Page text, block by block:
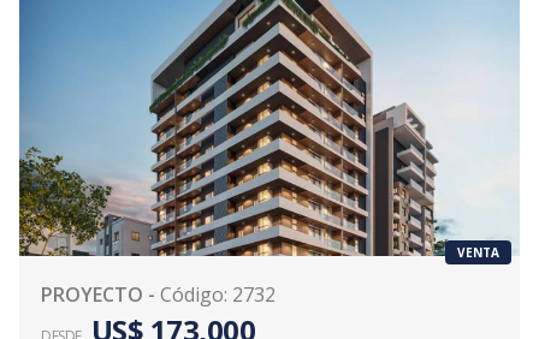
VENTA
PROYECTO - Código: 2732
US$ 173,000